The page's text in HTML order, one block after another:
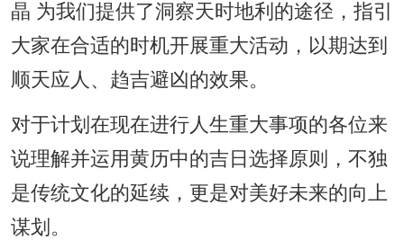
晶 为我们提供了洞察天时地利的途径，指引
大家在合适的时机开展重大活动，以期达到
顺天应人、趋吉避凶的效果。
对于计划在现在进行人生重大事项的各位来
说理解并运用黄历中的吉日选择原则，不独
是传统文化的延续，更是对美好未来的向上
谋划。